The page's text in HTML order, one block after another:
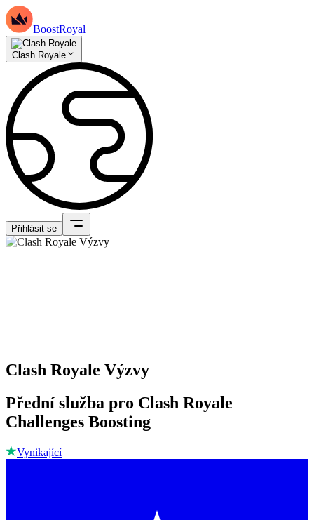
BoostRoyal
Clash Royale
Přihlásit se
Clash Royale Výzvy
Přední služba pro Clash Royale
Challenges Boosting
Vynikající